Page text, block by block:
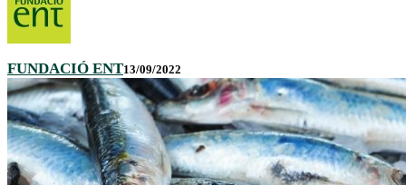
FUNDACIÓ ENT13/09/2022